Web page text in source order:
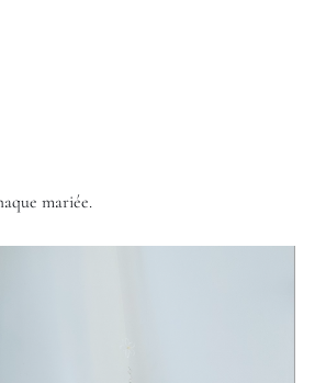
mariée.